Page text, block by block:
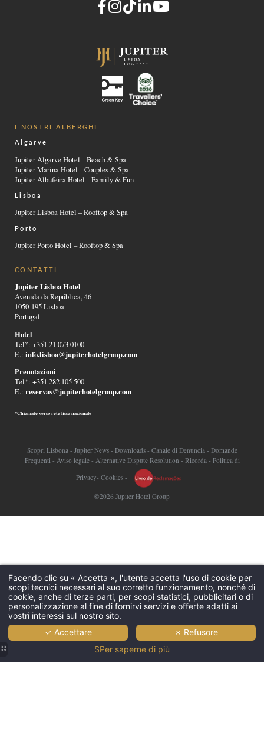
I NOSTRI ALBERGHI
Algarve
Jupiter Algarve Hotel - Beach & Spa
Jupiter Marina Hotel - Couples & Spa
Jupiter Albufeira Hotel - Family & Fun
Lisboa
Jupiter Lisboa Hotel – Rooftop & Spa
Porto
Jupiter Porto Hotel – Rooftop & Spa
CONTATTI
Jupiter Lisboa Hotel
Avenida da República, 46
1050-195 Lisboa
Portugal
Hotel
Tel*: +351 21 073 0100
E.:info.lisboa@jupiterhotelgroup.com
Prenotazioni
Tel*: +351 282 105 500
E.:reservas@jupiterhotelgroup.com
*Chiamate verso rete fissa nazionale
Scopri Lisbona - Jupiter News- Downloads- Canale di Denuncia - Domande
Frequenti - Aviso legale- Alternative Dispute Resolution - Ricorda - Politica di
Privacy- Cookies -
©2026 Jupiter Hotel Group
Facendo clic su « Accetta », l'utente accetta l'uso di cookie per
scopi tecnici necessari al suo corretto funzionamento, nonché di
cookie, anche di terze parti, per scopi statistici, pubblicitari o di
personalizzazione al fine di fornirvi servizi e offerte adatti ai
vostri interessi sul nostro sito.
✓ Accettare
✗ Refusore
SPer saperne di più